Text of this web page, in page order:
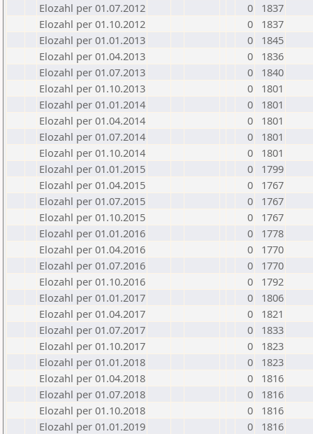
Elozahl per 01.07.2012
0
1837
Elozahl per 01.10.2012
0
1837
Elozahl per 01.01.2013
0
1845
Elozahl per 01.04.2013
0
1836
Elozahl per 01.07.2013
0
1840
Elozahl per 01.10.2013
0
1801
Elozahl per 01.01.2014
0
1801
Elozahl per 01.04.2014
0
1801
Elozahl per 01.07.2014
0
1801
Elozahl per 01.10.2014
0
1801
Elozahl per 01.01.2015
0
1799
Elozahl per 01.04.2015
0
1767
Elozahl per 01.07.2015
0
1767
Elozahl per 01.10.2015
0
1767
Elozahl per 01.01.2016
0
1778
Elozahl per 01.04.2016
0
1770
Elozahl per 01.07.2016
0
1770
Elozahl per 01.10.2016
0
1792
Elozahl per 01.01.2017
0
1806
Elozahl per 01.04.2017
0
1821
Elozahl per 01.07.2017
0
1833
Elozahl per 01.10.2017
0
1823
Elozahl per 01.01.2018
0
1823
Elozahl per 01.04.2018
0
1816
Elozahl per 01.07.2018
0
1816
Elozahl per 01.10.2018
0
1816
Elozahl per 01.01.2019
0
1816